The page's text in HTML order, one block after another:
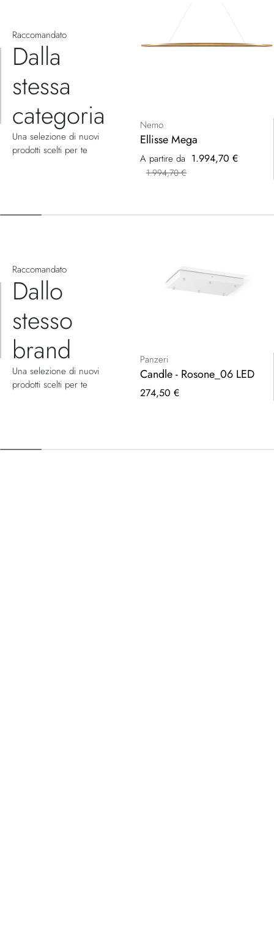
Raccomandato
Dalla
stessa
categoria
Una selezione di nuovi
prodotti scelti per te
Nemo
Ellisse Mega
A partire da 1.994,70 €
1.994,70 €
Raccomandato
Dallo
stesso
brand
Una selezione di nuovi
prodotti scelti per te
Panzeri
Candle - Rosone_06 LED
274,50 €